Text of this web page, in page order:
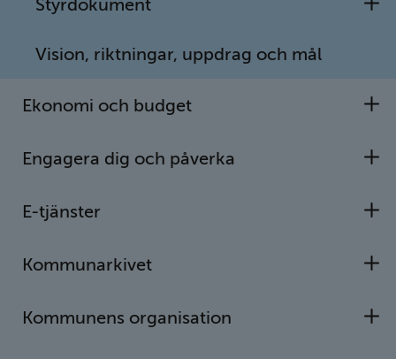
Styrdokument
Vision, riktningar, uppdrag och mål
Ekonomi och budget
Engagera dig och påverka
E-tjänster
Kommunarkivet
Kommunens organisation
Kommunstyrelsen
Nämnder
kommunstyrelsen. Varje nämnd utses av
verksamhetsområde.
Barn- och utbildningsnämnden